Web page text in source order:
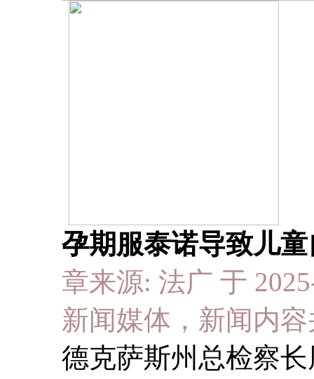
孕期服泰诺导致儿
章来源: 法广 于
新闻媒体，新闻内
德克萨斯州总检察